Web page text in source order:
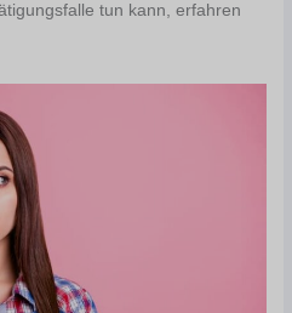
tun kann, erfahren